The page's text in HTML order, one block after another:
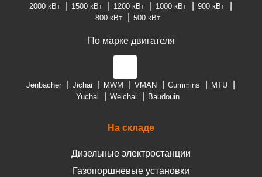
2000 кВт
1500 кВт 1200 кВт 1000 кВт
900 кВт
800 кВт
500 кВт
По марке двигателя
Jenbacher Jichai MWM VMAN Cummins
MTU
Yuchai
Weichai Baudouin
На складе
Дизельные электростанции
Газопоршневые установки